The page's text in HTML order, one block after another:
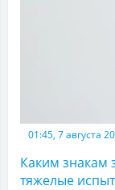
01:45, 7 августа
Каким знакам
тяжелые